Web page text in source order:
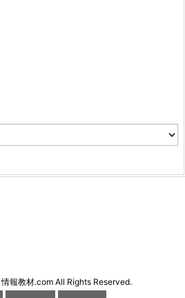
情報教材.comAll Rights Reserved.